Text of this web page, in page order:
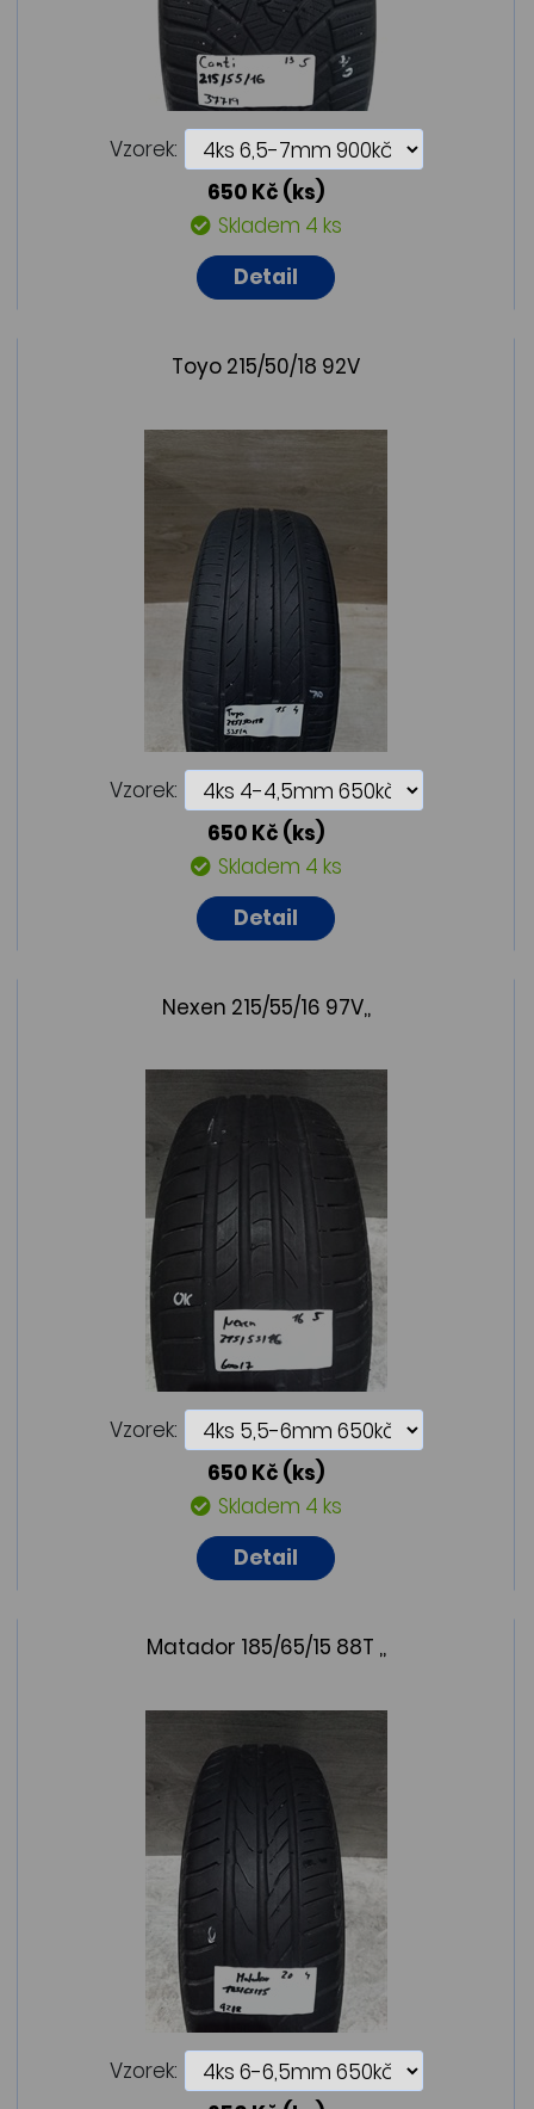
Vzorek:
650 Kč (ks)
Skladem 4 ks
Detail
Toyo 215/50/18 92V
Vzorek:
650 Kč (ks)
Skladem 4 ks
Detail
Nexen 215/55/16 97V,,
Vzorek:
650 Kč (ks)
Skladem 4 ks
Detail
Matador 185/65/15 88T ,,
Vzorek: